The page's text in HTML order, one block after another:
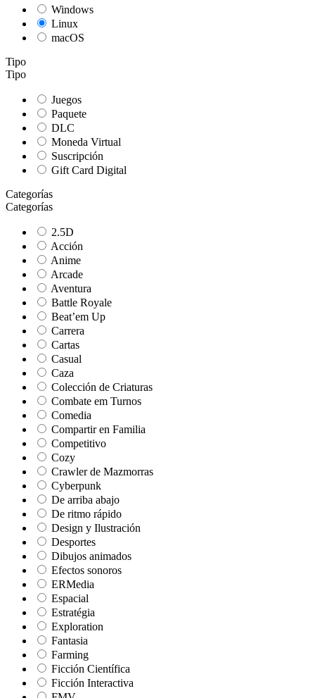
Windows
Linux
macOS
Tipo
Tipo
Juegos
Paquete
DLC
Moneda Virtual
Suscripción
Gift Card Digital
Categorías
Categorías
2.5D
Acción
Anime
Arcade
Aventura
Battle Royale
Beat’em Up
Carrera
Cartas
Casual
Caza
Colección de Criaturas
Combate em Turnos
Comedia
Compartir en Familia
Competitivo
Cozy
Crawler de Mazmorras
Cyberpunk
De arriba abajo
De ritmo rápido
Design y Ilustración
Desportes
Dibujos animados
Efectos sonoros
ERMedia
Espacial
Estratégia
Exploration
Fantasia
Farming
Ficción Científica
Ficción Interactiva